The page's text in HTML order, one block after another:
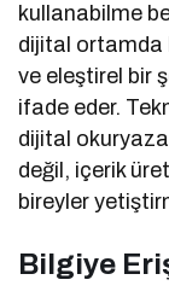
kullanabilme
dijital ortamda
ve eleştirel bir
ifade eder.
dijital
değil, içerik
bireyler
Bilgiye